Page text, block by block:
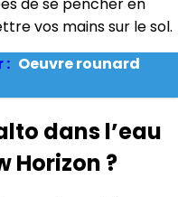
de se pencher en
vos mains sur le sol.
: Oeuvre rounard
dans l’eau
Horizon ?